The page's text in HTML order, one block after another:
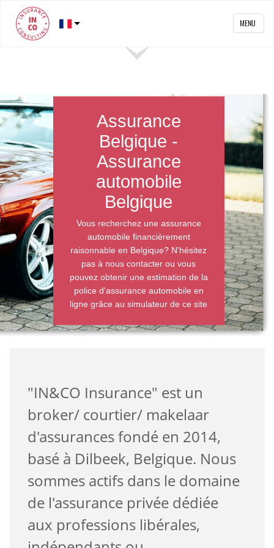
MENU
Assurance
Belgique -
Assurance
automobile
Belgique
Vous recherchez une assurance
automobile financièrement
raisonnable en Belgique? N'hésitez
pas à nous contacter ou vous
pouvez obtenir une estimation de la
police d'assurance automobile en
ligne grâce au simulateur de ce site
"IN&CO Insurance" est un
broker/ courtier/ makelaar
d'assurances fondé en 2014,
basé à Dilbeek, Belgique. Nous
sommes actifs dans le domaine
de l'assurance privée dédiée
aux professions libérales,